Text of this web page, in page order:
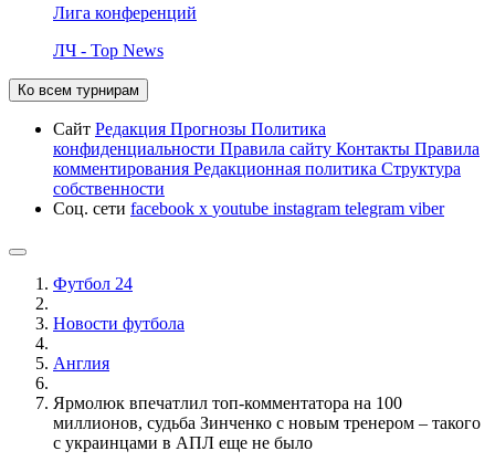
Лига конференций
ЛЧ - Top News
Ко всем турнирам
Сайт Редакция Прогнозы Политика
конфиденциальности Правила сайту Контакты Правила
комментирования Редакционная политика Структура
собственности
Соц. сети facebook x youtube instagram telegram viber
Футбол 24
Новости футбола
Англия
Ярмолюк впечатлил топ-комментатора на 100
миллионов, судьба Зинченко с новым тренером – такого
с украинцами в АПЛ еще не было